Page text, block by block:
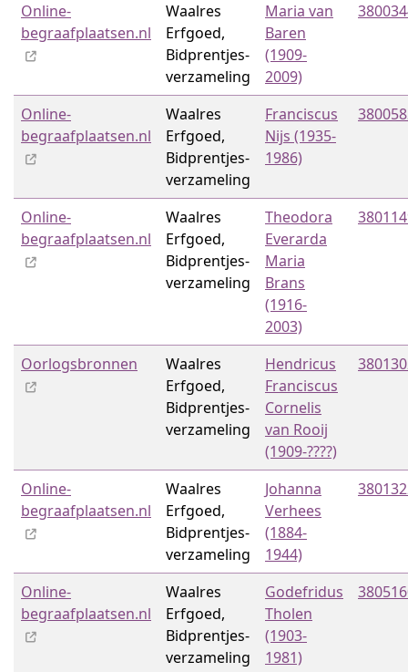
Online-
begraafplaatsen.nl
Waalres
Erfgoed,
Bidprentjes­
verzameling
Maria van
Baren
(1909-
2009)
Online-
begraafplaatsen.nl
Waalres
Erfgoed,
Bidprentjes­
verzameling
Franciscus
Nijs (1935-
1986)
Online-
begraafplaatsen.nl
Waalres
Erfgoed,
Bidprentjes­
verzameling
Theodora
Everarda
Maria
Brans
(1916-
2003)
Oorlogsbronnen
Waalres
Erfgoed,
Bidprentjes­
verzameling
Hendricus
Franciscus
Cornelis
van Rooij
(1909-????)
Online-
begraafplaatsen.nl
Waalres
Erfgoed,
Bidprentjes­
verzameling
Johanna
Verhees
(1884-
1944)
Online-
begraafplaatsen.nl
Waalres
Erfgoed,
Bidprentjes­
verzameling
Godefridus
Tholen
(1903-
1981)